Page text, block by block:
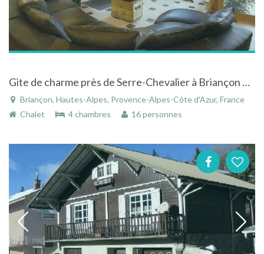
Gite de charme près de Serre-Chevalier à Briançon dans les Hautes-Alpes
Briançon, Hautes-Alpes, Provence-Alpes-Côte d'Azur, France
Chalet
4 chambres 16 personnes